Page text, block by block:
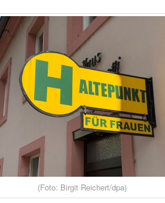
(Foto: Birgit Reichert/dpa)